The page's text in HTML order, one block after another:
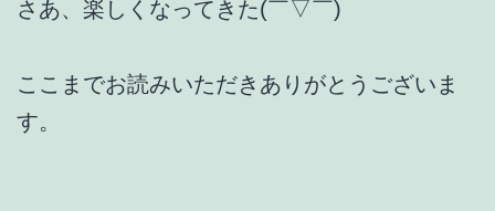
さあ、楽しくなってきた(￣▽￣)
ここまでお読みいただきありがとうございま
す。